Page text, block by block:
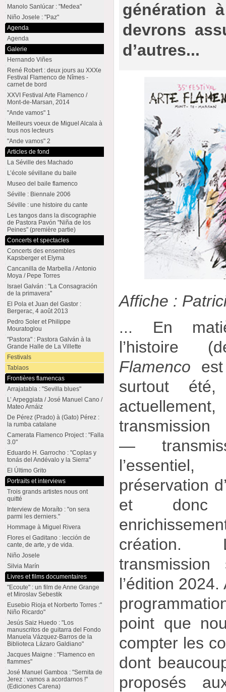
génération
devrons
d’autres...
Affiche :
... En
l’histoire
Flamenco
surtout
transmission
—
préservation
et donc
création.
l’édition
point que
compter les
dont
proposés
Manolo Sanlúcar : "Medea"
Niño Josele : "Paz"
Agenda
Agenda
Galerie
Hernando Viñes
René Robert : deux jours au XXXe
Festival Flamenco de Nîmes -
carnet de bord
XXVI Festival Arte Flamenco /
Mont-de-Marsan, 2014
"Ande vamos" 1
Meilleurs voeux de Miguel Alcala à
tous nos lecteurs
"Ande vamos" 2
Articles de fond
La Séville des Machado
L’école sévillane du baile
Museo del baile flamenco
Séville : Biennale 2006
Séville : une histoire du cante
Les tangos dans la discographie
de Pastora Pavón "Niña de los
Peines" (première partie)
Concerts et spectacles
Concerts des ensembles
Kapsberger et Elyma
Cancanilla de Marbella / Antonio
Moya / Pepe Torres
Israel Galván : "La Consagración
de la primavera"
El Pola et Juan del Gastor :
Bergerac, 4 août 2013
Pedro Soler et Philippe
Mouratoglou
"Pastora" : Pastora Galván à la
Grande Halle de La Villette
Festivals
Tablaos
Frontières flamencas
Arrajatabla : "Sevilla blues"
L’ Arpeggiata / José Manuel Cano /
Mateo Arnáiz
De Pérez (Prado) à (Gato) Pérez :
la rumba catalane
Camerata Flamenco Project : "Falla
3.0"
Eduardo H. Garrocho : "Coplas y
tonás del Andévalo y la Sierra"
El Último Grito
Portraits et interviews
Trois grands artistes nous ont
quitté
Interview de Moraíto : "on sera
parmi les derniers."
Hommage à Miguel Rivera
Flores el Gaditano : lección de
cante, de arte, y de vida.
Niño Josele
Silvia Marín
Livres et films documentaires
"Ecoute" : un film de Anne Grange
et Miroslav Sebestik
Eusebio Rioja et Norberto Torres :"
Niño Ricardo"
Jesús Saiz Huedo : "Los
manuscritos de guitarra del Fondo
Manuela Vázquez-Barros de la
Biblioteca Lázaro Galdiano"
Jacques Maigne : "Flamenco en
flammes"
José Manuel Gamboa : "Sernita de
Jerez : vamos a acordarnos !"
(Ediciones Carena)